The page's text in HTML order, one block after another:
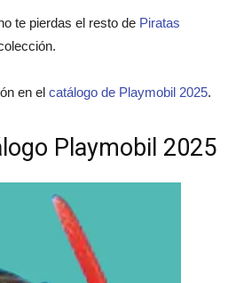
te pierdas el resto de Piratas
en el catálogo de Playmobil 2025.
Playmobil 2025